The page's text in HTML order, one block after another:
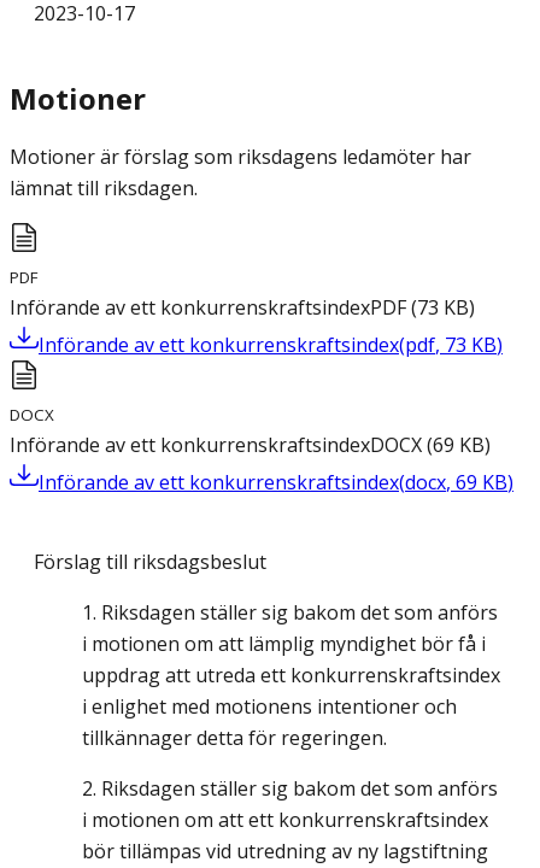
2023-10-17
Motioner
Motioner är förslag som riksdagens ledamöter har
lämnat till riksdagen.
PDF
Införande av ett konkurrenskraftsindexPDF(73 KB)
Införande av ett konkurrenskraftsindex(pdf, 73 KB)
DOCX
Införande av ett konkurrenskraftsindexDOCX(69 KB)
Införande av ett konkurrenskraftsindex(docx, 69 KB)
Förslag till riksdagsbeslut
Riksdagen ställer sig bakom det som anförs
i motionen om att lämplig myndighet bör få i
uppdrag att utreda ett konkurrenskraftsindex
i enlighet med motionens intentioner och
tillkännager detta för regeringen.
Riksdagen ställer sig bakom det som anförs
i motionen om att ett konkurrenskraftsindex
bör tillämpas vid utredning av ny lagstiftning